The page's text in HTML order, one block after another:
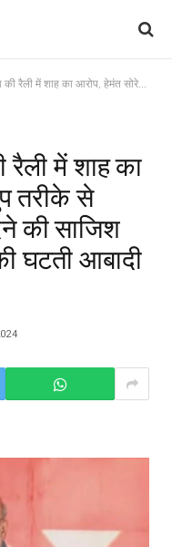
से मुसलमानों को आरक्षण देने की साजिश रच रहे है; आदिवासियों की घटती आबादी पर भी उठाए सवाल
में शाह का
तरीके से
की साजिश
घटती आबादी